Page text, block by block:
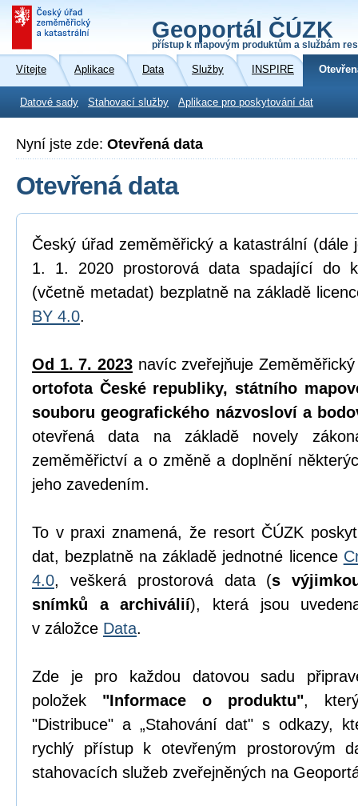
Geoportál ČÚZK
přístup k mapovým produktům a službám
Vítejte Aplikace Data Služby INSPIRE
Datové sady Stahovací služby Aplikace pro poskytování dat
Nyní jste zde: Otevřená data
Otevřená data
Český úřad zeměměřický a katastrální (dále
1. 1. 2020 prostorová data spadající do
(včetně metadat) bezplatně na základě
BY 4.0.
Od 1. 7. 2023 navíc zveřejňuje
ortofota České republiky, státního
souboru geografického názvosloví a
otevřená data na základě novely
zeměměřictví a o změně a doplnění
jeho zavedením.
To v praxi znamená, že resort ČÚZK
dat, bezplatně na základě jednotné licence
4.0, veškerá prostorová data (s
snímků a archiválií), která jsou
v záložce Data.
Zde je pro každou datovou sadu
položek "Informace o produktu",
"Distribuce" a „Stahování dat" s odkazy,
rychlý přístup k otevřeným prostorovým
stahovacích služeb zveřejněných na